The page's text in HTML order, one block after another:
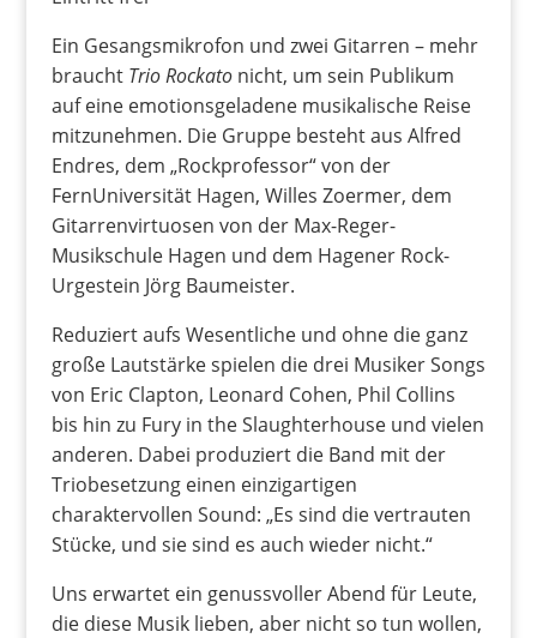
Ein Gesangsmikrofon und zwei Gitarren – mehr
braucht Trio Rockatonicht, um sein Publikum
auf eine emotionsgeladene musikalische Reise
mitzunehmen. Die Gruppe besteht aus Alfred
Endres, dem „Rockprofessor“ von der
FernUniversität Hagen, Willes Zoermer, dem
Gitarrenvirtuosen von der Max-Reger-
Musikschule Hagen und dem Hagener Rock-
Urgestein Jörg Baumeister.
Reduziert aufs Wesentliche und ohne die ganz
große Lautstärke spielen die drei Musiker Songs
von Eric Clapton, Leonard Cohen, Phil Collins
bis hin zu Fury in the Slaughterhouse und vielen
anderen. Dabei produziert die Band mit der
Triobesetzung einen einzigartigen
charaktervollen Sound: „Es sind die vertrauten
Stücke, und sie sind es auch wieder nicht.“
Uns erwartet ein genussvoller Abend für Leute,
die diese Musik lieben, aber nicht so tun wollen,